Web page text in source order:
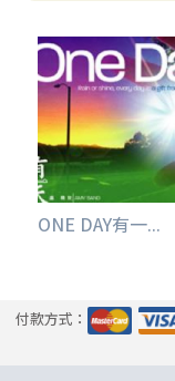
ONE DAY有一...
付款方式：